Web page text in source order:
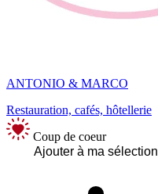
ANTONIO & MARCO
Restauration, cafés, hôtellerie
Coup de coeur
Ajouter à ma sélection